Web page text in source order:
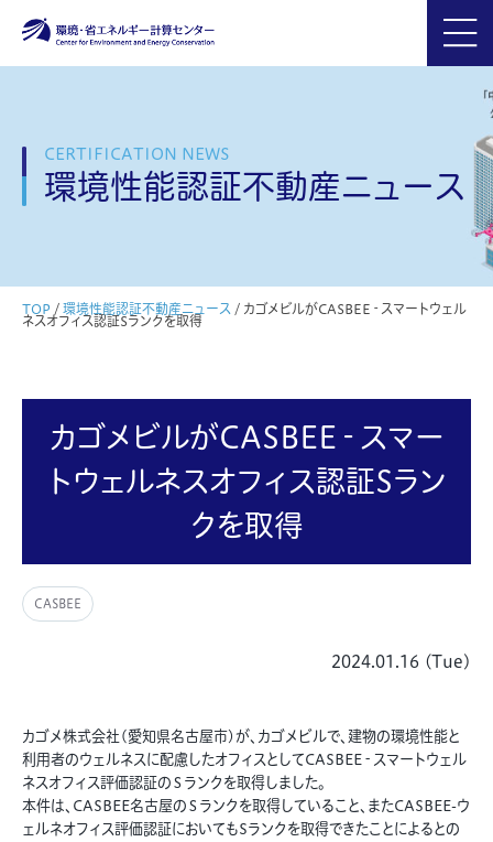
CERTIFICATION NEWS
環境性能認証不動産ニュース
TOP / 環境性能認証不動産ニュース / カゴメビルがCASBEE‐スマートウェル
ネスオフィス認証Sランクを取得
カゴメビルがCASBEE‐スマー
トウェルネスオフィス認証Sラン
クを取得
CASBEE
2024.01.16 (Tue)
カゴメ株式会社(愛知県名古屋市)が、カゴメビルで、建物の環境性能と
利用者のウェルネスに配慮したオフィスとしてCASBEE‐スマートウェル
ネスオフィス評価認証のＳランクを取得しました。
本件は、CASBEE名古屋のＳランクを取得していること、またCASBEE-ウ
ェルネオフィス評価認証においてもSランクを取得できたことによるとの